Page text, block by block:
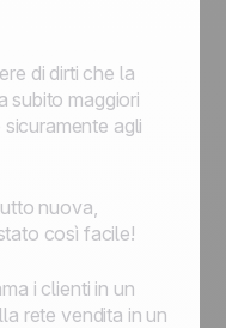
di dirti che la
subito maggiori
agli
nuova,
così facile!
i clienti in un
rete vendita in un